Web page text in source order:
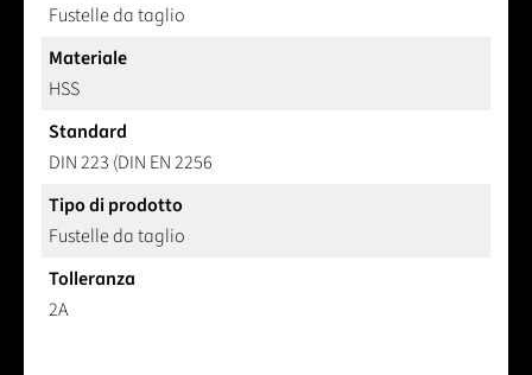
Fustelle da taglio
Materiale
HSS
Standard
DIN 223 (DIN EN 2256
Tipo di prodotto
Fustelle da taglio
Tolleranza
2A